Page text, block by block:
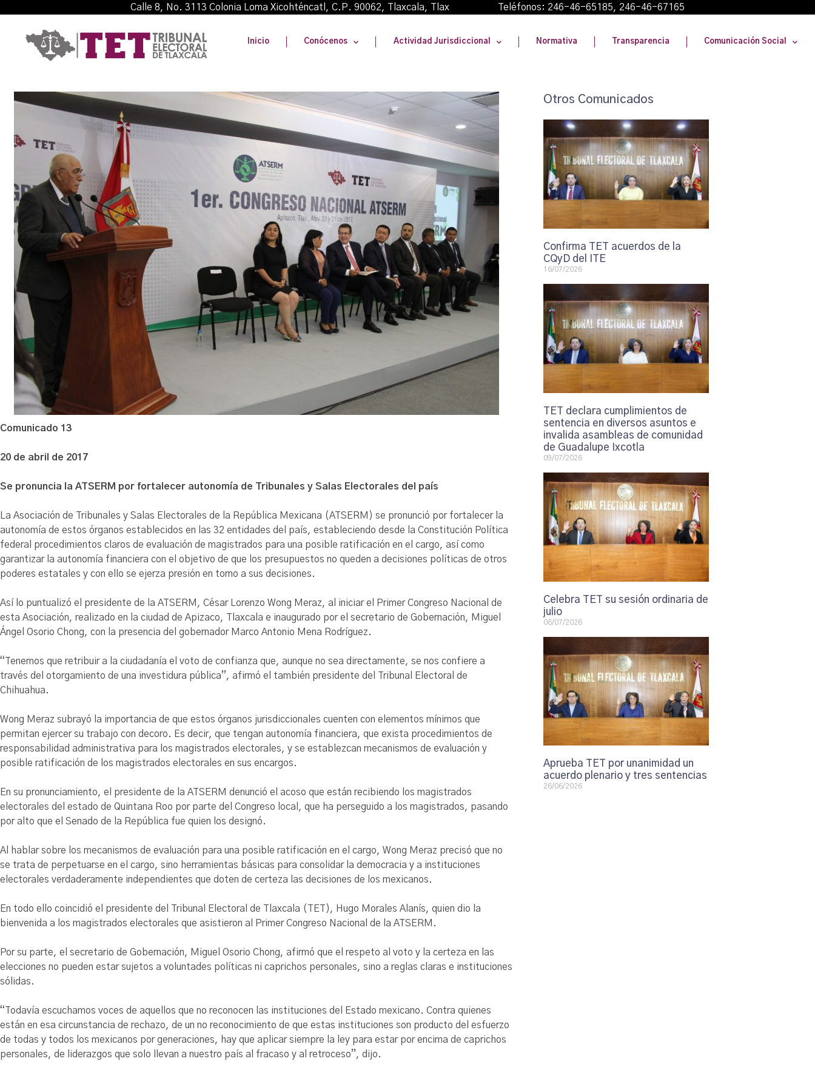
Calle 8, No. 3113 Colonia Loma Xicohténcatl, C.P. 90062, Tlaxcala, Tlax Teléfonos: 246-46-65185, 246-46-67165
Inicio Conócenos Actividad Jurisdiccional Normativa Transparencia Comunicación Social
Comunicado 13
20 de abril de 2017
Se pronuncia la ATSERM por fortalecer autonomía de Tribunales y Salas Electorales del país
La Asociación de Tribunales y Salas Electorales de la República Mexicana (ATSERM) se pronunció por fortalecer la
autonomía de estos órganos establecidos en las 32 entidades del país, estableciendo desde la Constitución Política
federal procedimientos claros de evaluación de magistrados para una posible ratificación en el cargo, así como
garantizar la autonomía financiera con el objetivo de que los presupuestos no queden a decisiones políticas de otros
poderes estatales y con ello se ejerza presión en torno a sus decisiones.
Así lo puntualizó el presidente de la ATSERM, César Lorenzo Wong Meraz, al iniciar el Primer Congreso Nacional de
esta Asociación, realizado en la ciudad de Apizaco, Tlaxcala e inaugurado por el secretario de Gobernación, Miguel
Ángel Osorio Chong, con la presencia del gobernador Marco Antonio Mena Rodríguez.
“Tenemos que retribuir a la ciudadanía el voto de confianza que, aunque no sea directamente, se nos confiere a
través del otorgamiento de una investidura pública”, afirmó el también presidente del Tribunal Electoral de
Chihuahua.
Wong Meraz subrayó la importancia de que estos órganos jurisdiccionales cuenten con elementos mínimos que
permitan ejercer su trabajo con decoro. Es decir, que tengan autonomía financiera, que exista procedimientos de
responsabilidad administrativa para los magistrados electorales, y se establezcan mecanismos de evaluación y
posible ratificación de los magistrados electorales en sus encargos.
En su pronunciamiento, el presidente de la ATSERM denunció el acoso que están recibiendo los magistrados
electorales del estado de Quintana Roo por parte del Congreso local, que ha perseguido a los magistrados, pasando
por alto que el Senado de la República fue quien los designó.
Al hablar sobre los mecanismos de evaluación para una posible ratificación en el cargo, Wong Meraz precisó que no
se trata de perpetuarse en el cargo, sino herramientas básicas para consolidar la democracia y a instituciones
electorales verdaderamente independientes que doten de certeza las decisiones de los mexicanos.
En todo ello coincidió el presidente del Tribunal Electoral de Tlaxcala (TET), Hugo Morales Alanís, quien dio la
bienvenida a los magistrados electorales que asistieron al Primer Congreso Nacional de la ATSERM.
Por su parte, el secretario de Gobernación, Miguel Osorio Chong, afirmó que el respeto al voto y la certeza en las
elecciones no pueden estar sujetos a voluntades políticas ni caprichos personales, sino a reglas claras e instituciones
sólidas.
“Todavía escuchamos voces de aquellos que no reconocen las instituciones del Estado mexicano. Contra quienes
están en esa circunstancia de rechazo, de un no reconocimiento de que estas instituciones son producto del esfuerzo
de todas y todos los mexicanos por generaciones, hay que aplicar siempre la ley para estar por encima de caprichos
personales, de liderazgos que solo llevan a nuestro país al fracaso y al retroceso”, dijo.
Otros Comunicados
Confirma TET acuerdos de la
CQyD del ITE
16/07/2026
TET declara cumplimientos de
sentencia en diversos asuntos e
invalida asambleas de comunidad
de Guadalupe Ixcotla
09/07/2026
Celebra TET su sesión ordinaria de
julio
06/07/2026
Aprueba TET por unanimidad un
acuerdo plenario y tres sentencias
26/06/2026